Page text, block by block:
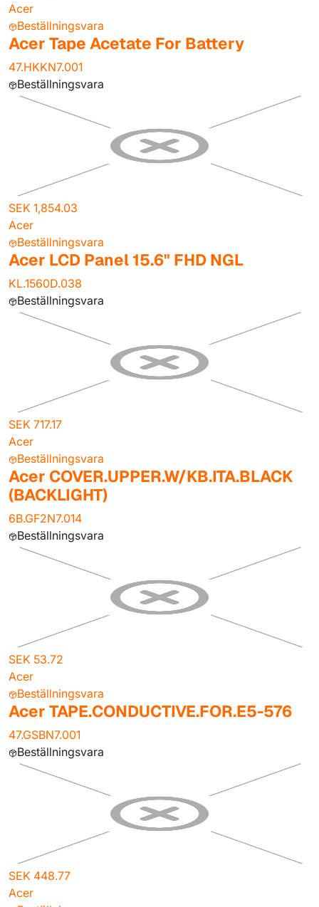
Acer
Beställningsvara
Acer Tape Acetate For Battery
47.HKKN7.001
Beställningsvara
SEK 1,854.03
Acer
Beställningsvara
Acer LCD Panel 15.6" FHD NGL
KL.1560D.038
Beställningsvara
SEK 717.17
Acer
Beställningsvara
Acer COVER.UPPER.W/KB.ITA.BLACK
(BACKLIGHT)
6B.GF2N7.014
Beställningsvara
SEK 53.72
Acer
Beställningsvara
Acer TAPE.CONDUCTIVE.FOR.E5-576
47.GSBN7.001
Beställningsvara
SEK 448.77
Acer